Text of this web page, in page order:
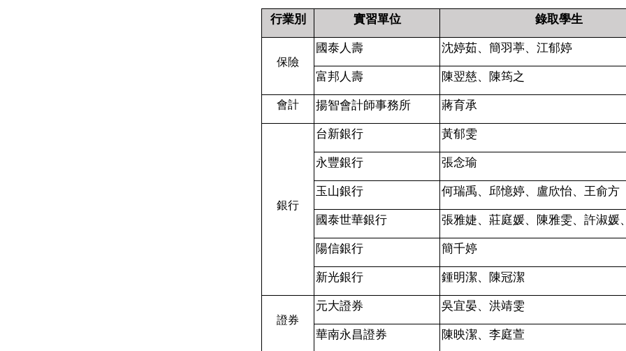
行業別 實習單位 錄取學生
保險
國泰人壽 沈婷茹、簡羽葶、江郁婷
富邦人壽 陳翌慈、陳筠之
會計 揚智會計師事務所 蔣育承
銀行
台新銀行 黃郁雯
永豐銀行 張念瑜
玉山銀行 何瑞禹、邱憶婷、盧欣怡、王俞方
國泰世華銀行 張雅婕、莊庭媛、陳雅雯、許淑媛
陽信銀行 簡千婷
新光銀行 鍾明潔、陳冠潔
證券
元大證券 吳宜晏、洪靖雯
華南永昌證券 陳映潔、李庭萱